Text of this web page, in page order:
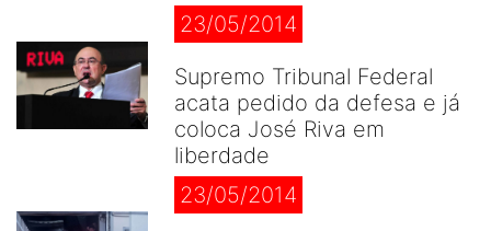
23/05/2014
Supremo Tribunal Federal
acata pedido da defesa e já
coloca José Riva em
liberdade
23/05/2014